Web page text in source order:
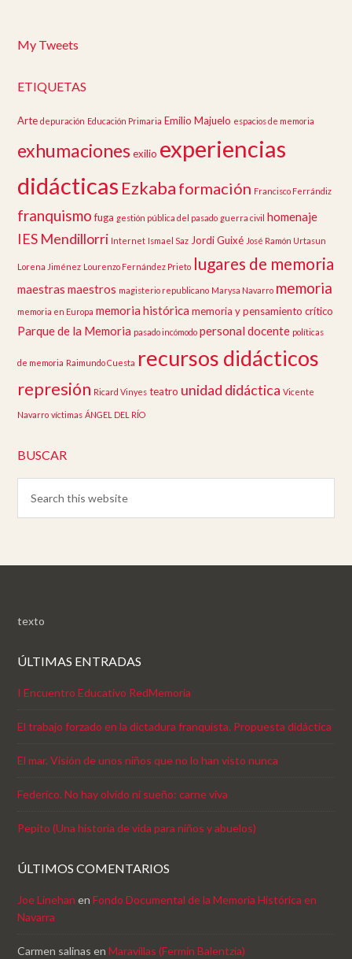
My Tweets
ETIQUETAS
Arte depuración Educación Primaria Emilio Majuelo espacios de memoria
exhumaciones exilio experiencias
didácticas Ezkaba formación Francisco Ferrándiz
franquismo fuga gestión pública del pasado guerra civil homenaje
IES Mendillorri Internet Ismael Saz Jordi Guixé José Ramón Urtasun
Lorena Jiménez Lourenzo Fernández Prieto lugares de memoria
maestras maestros magisterio republicano Marysa Navarro memoria
memoria en Europa memoria histórica memoria y pensamiento crítico
Parque de la Memoria pasado incómodo personal docente políticas
de memoria Raimundo Cuesta recursos didácticos
represión Ricard Vinyes teatro unidad didáctica Vicente
Navarro víctimas ÁNGEL DEL RÍO
BUSCAR
texto
ÚLTIMAS ENTRADAS
I Encuentro Educativo RedMemoria
El trabajo forzado en la dictadura franquista. Propuesta didáctica
El mar. Visión de unos niños que no lo han visto nunca
Federico. No hay olvido ni sueño: carne viva
Pepito (Una historia de vida para niños y abuelos)
ÚLTIMOS COMENTARIOS
Joe Linehan enFondo Documental de la Memoria Histórica en
Navarra
Carmen salinas enMaravillas (Fermin Balentzia)